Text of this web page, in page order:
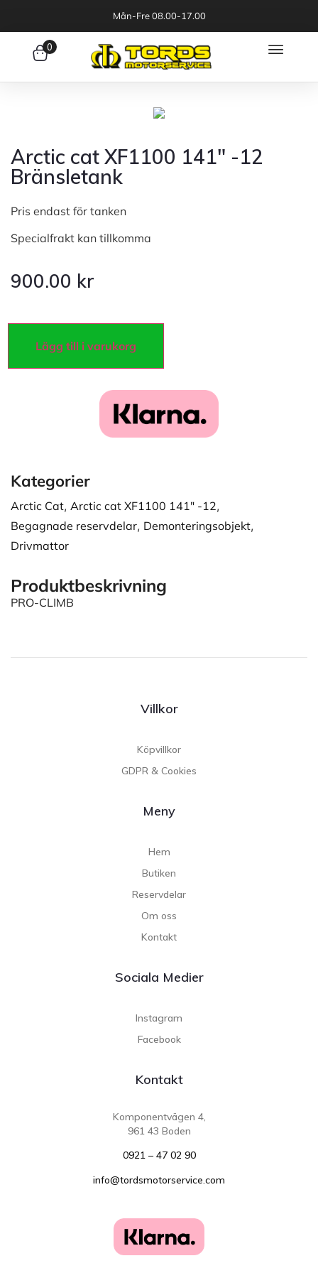
Mån-Fre 08.00-17.00
0
Arctic cat XF1100 141″ -12
Bränsletank
Pris endast för tanken
Specialfrakt kan tillkomma
900.00 kr
Lägg till i varukorg
Kategorier
Arctic Cat, Arctic cat XF1100 141" -12,
Begagnade reservdelar, Demonteringsobjekt,
Drivmattor
Produktbeskrivning
PRO-CLIMB
Villkor
Köpvillkor
GDPR & Cookies
Meny
Hem
Butiken
Reservdelar
Om oss
Kontakt
Sociala Medier
Instagram
Facebook
Kontakt
Komponentvägen 4,
961 43 Boden
0921 – 47 02 90
info@tordsmotorservice.com